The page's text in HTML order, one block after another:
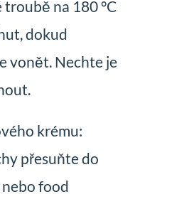
na 180 °C
dokud
vonět. Nechte je
krému:
přesuňte do
food